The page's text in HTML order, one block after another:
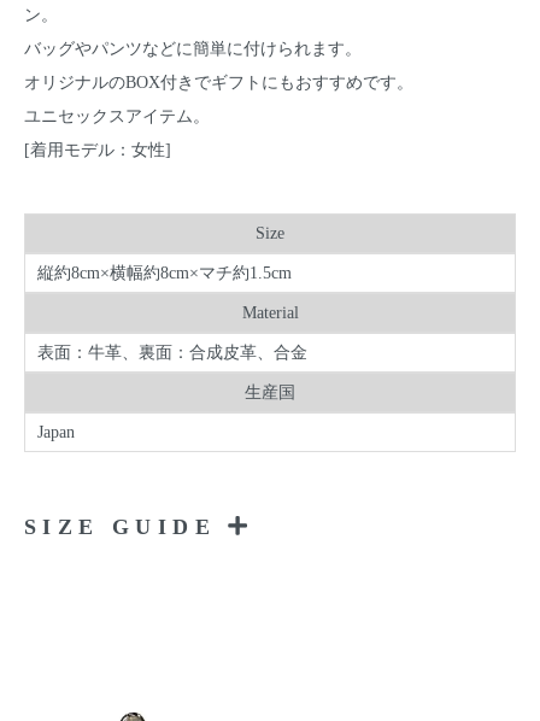
ン。
バッグやパンツなどに簡単に付けられます。
オリジナルのBOX付きでギフトにもおすすめです。
ユニセックスアイテム。
[着用モデル：女性]
Size
縦約8cm×横幅約8cm×マチ約1.5cm
Material
表面：牛革、裏面：合成皮革、合金
生産国
Japan
SIZE GUIDE